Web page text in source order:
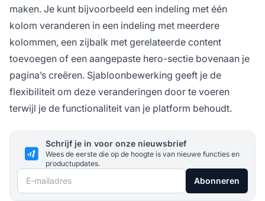
maken. Je kunt bijvoorbeeld een indeling met één
kolom veranderen in een indeling met meerdere
kolommen, een zijbalk met gerelateerde content
toevoegen of een aangepaste hero-sectie bovenaan je
pagina’s creëren. Sjabloonbewerking geeft je de
flexibiliteit om deze veranderingen door te voeren
terwijl je de functionaliteit van je platform behoudt.
Schrijf je in voor onze nieuwsbrief
Wees de eerste die op de hoogte is van nieuwe functies en
productupdates.
E-mailadres Abonneren